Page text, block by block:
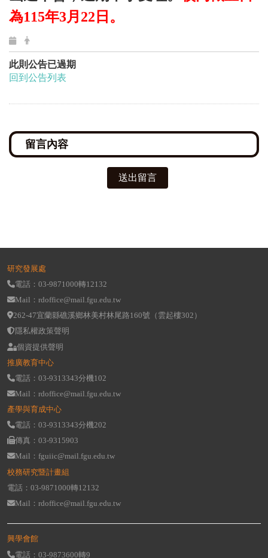
為115年3月22日。
此則公告已過期
回到公告列表
送出留言
研究發展處
電話：03-9871000轉12132
Mail：rdoffice@mail.fgu.edu.tw
262-47宜蘭縣礁溪鄉林美村林尾路160號（雲起樓302）
隱私權政策聲明
個資提供聲明
推廣教育中心
電話：03-9313343分機102
Mail：rdoffice@mail.fgu.edu.tw
產學與育成中心
電話：03-9313343分機202
傳真：03-9315903
Mail：fguiic@mail.fgu.edu.tw
校務研究暨計畫組
電話：03-9871000轉12132
Mail：rdoffice@mail.fgu.edu.tw
興學會館
電話：03-9873600轉9